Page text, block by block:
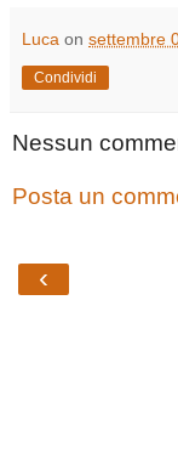
Luca on settembre
Condividi
Nessun
Posta un
‹